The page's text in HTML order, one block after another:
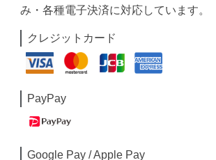
み・各種電子決済に対応しています。
クレジットカード
PayPay
Google Pay / Apple Pay